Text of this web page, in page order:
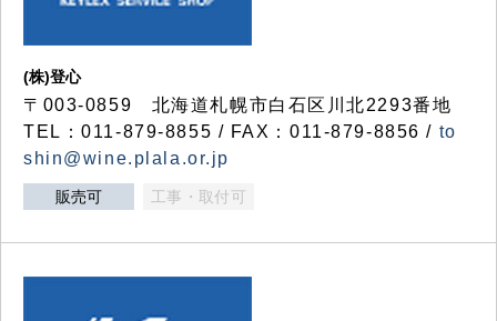
(株)登心
〒003-0859 北海道札幌市白石区川北2293番地
TEL：011-879-8855 / FAX：011-879-8856 / to
shin@wine.plala.or.jp
販売可 工事・取付可